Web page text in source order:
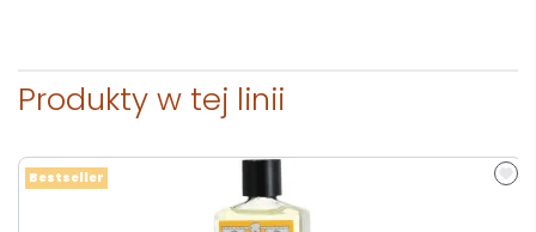
Produkty w tej linii
Bestseller